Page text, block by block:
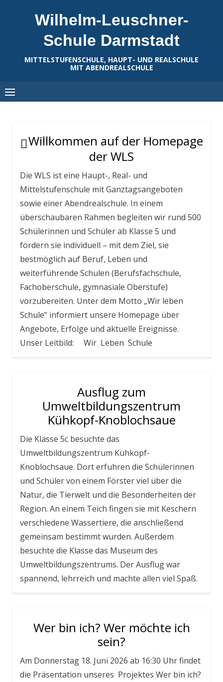
Wilhelm-Leuschner-
Schule Darmstadt
MITTELSTUFENSCHULE, HAUPT- UND REALSCHULE
MIT ABENDREALSCHULE
Willkommen auf der Homepage
der WLS
Die WLS ist eine Haupt-, Real- und
Mittelstufenschule mit Ganztagsangeboten
sowie einer Abendrealschule. In einem
überschaubaren Rahmen begleiten wir rund 500
Schülerinnen und Schüler ab Klasse 5 und
fördern sie individuell – mit dem Ziel, sie
bestmöglich auf Beruf, Leben und
weiterführende Schulen (Berufsfachschule,
Fachoberschule, gymnasiale Oberstufe)
vorzubereiten. Unter dem Motto „Wir leben
Schule“ informiert unsere Homepage über
Angebote, Erfolge und aktuelle Ereignisse.
Unser Leitbild: Wir Leben Schule
Ausflug zum
Umweltbildungszentrum
Kühkopf-Knoblochsaue
Die Klasse 5c besuchte das
Umweltbildungszentrum Kühkopf-
Knoblochsaue. Dort erfuhren die Schülerinnen
und Schüler von einem Förster viel über die
Natur, die Tierwelt und die Besonderheiten der
Region. An einem Teich fingen sie mit Keschern
verschiedene Wassertiere, die anschließend
gemeinsam bestimmt wurden. Außerdem
besuchte die Klasse das Museum des
Umweltbildungszentrums. Der Ausflug war
spannend, lehrreich und machte allen viel Spaß.
Wer bin ich? Wer möchte ich
sein?
Am Donnerstag 18. Juni 2026 ab 16:30 Uhr findet
die Präsentation unseres Projektes Wer bin ich?